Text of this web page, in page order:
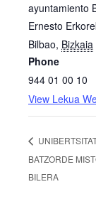
ayuntamiento
Ernesto
Bilbao, Bizkaia
Phone
944 01 00 10
View Lekua
BATZORDE
BILERA